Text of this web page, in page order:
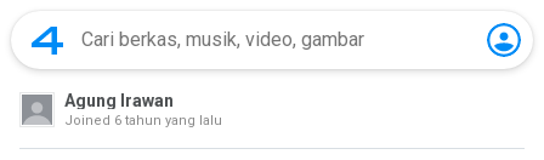
Agung Irawan
Joined 6 tahun yang lalu